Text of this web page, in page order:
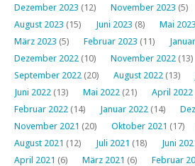
Dezember 2023 (12) November 2023 (5)
August 2023 (15) Juni 2023 (8) Mai 2023
März 2023 (5) Februar 2023 (11)
Dezember 2022 (10) November 2022 (13)
September 2022 (20) August 2022 (13)
Juni 2022 (13) Mai 2022 (21) April 2022
Februar 2022 (14) Januar 2022 (14)
November 2021 (20) Oktober 2021 (17)
August 2021 (12) Juli 2021 (18) Juni
April 2021 (6) März 2021 (6) Februar